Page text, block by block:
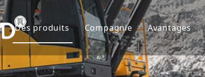
Des produits
Dents de godet
Godet d'excavatrice
Compagnie
À propos de nous
Culture
Avantages
R&D
Production